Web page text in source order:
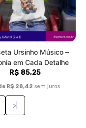
Ursinho Músico –
em Cada Detalhe
R$ 85,25
R$ 28,42 sem juros